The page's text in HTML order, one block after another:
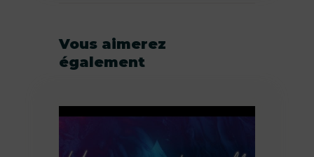
Vous aimerez
également